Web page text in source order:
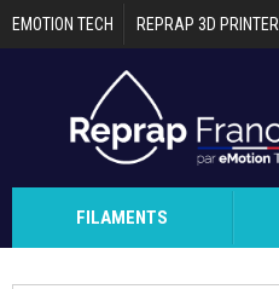
Aller au contenu principal
EMOTION TECH REPRAP 3D PRINTER
FILAMENTS